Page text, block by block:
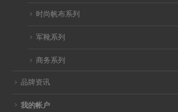
时尚帆布系列
军靴系列
商务系列
品牌资讯
我的帐户